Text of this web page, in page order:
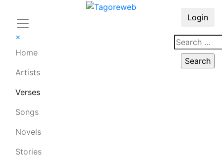
×
Home
Artists
Verses
Songs
Novels
Stories
Login